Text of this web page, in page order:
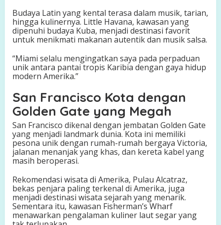
Budaya Latin yang kental terasa dalam musik, tarian,
hingga kulinernya. Little Havana, kawasan yang
dipenuhi budaya Kuba, menjadi destinasi favorit
untuk menikmati makanan autentik dan musik salsa.
“Miami selalu mengingatkan saya pada perpaduan
unik antara pantai tropis Karibia dengan gaya hidup
modern Amerika.”
San Francisco Kota dengan
Golden Gate yang Megah
San Francisco dikenal dengan jembatan Golden Gate
yang menjadi landmark dunia. Kota ini memiliki
pesona unik dengan rumah-rumah bergaya Victoria,
jalanan menanjak yang khas, dan kereta kabel yang
masih beroperasi.
Rekomendasi wisata di Amerika, Pulau Alcatraz,
bekas penjara paling terkenal di Amerika, juga
menjadi destinasi wisata sejarah yang menarik.
Sementara itu, kawasan Fisherman’s Wharf
menawarkan pengalaman kuliner laut segar yang